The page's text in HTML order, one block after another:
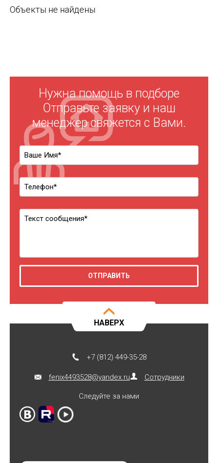
Объекты не найдены
Нужна помощь в подборе
Отправьте заявку и наш
менеджер свяжется с Вами.
НАВЕРХ
+7 (812) 449-35-28
fenix4493528@yandex.ru Сотрудники
Следуйте за нами